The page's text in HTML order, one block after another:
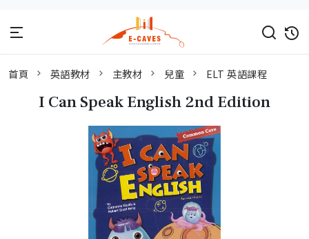
首頁 英語教材 主教材 兒童 ELT 英語課程
I Can Speak English 2nd Edition